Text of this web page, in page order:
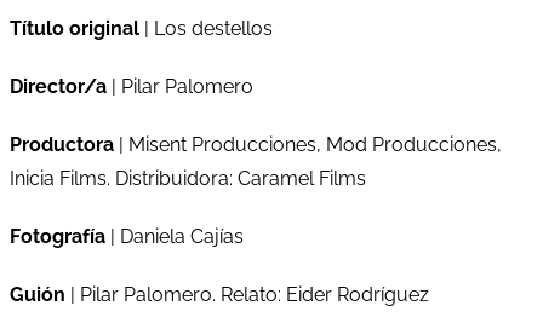
Título original | Los destellos
Director/a | Pilar Palomero
Productora | Misent Producciones, Mod Producciones,
Inicia Films. Distribuidora: Caramel Films
Fotografía | Daniela Cajías
Guión | Pilar Palomero. Relato: Eider Rodríguez